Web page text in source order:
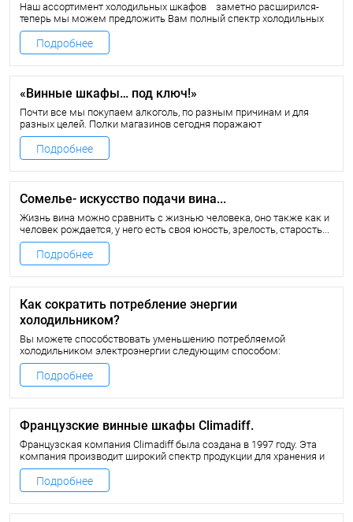
Наш ассортимент холодильных шкафов заметно расширился-
теперь мы можем предложить Вам полный спектр холодильных
шкафов Polair. «СОВИТАЛПРОДМАШ»- это один из крупнейших
заводов холодильного оборудования в России на сегодняшний
день. Производя свою продукцию завод делает основную ставку
на производство крупногабаритных объемных холодильных и
морозильных шкафов, объемом от 500 до 1400 литров.
Подробнее
«Винные шкафы… под ключ!»
Почти все мы покупаем алкоголь, по разным причинам и для
разных целей. Полки магазинов сегодня поражают
разнообразием этикеток, форм и цен. Но как же во всем этом на
самом деле разобраться, выбрать то, что придётся по вкусу
именно вам и не потратить деньги зря?
Подробнее
Сомелье- искусство подачи вина...
Жизнь вина можно сравнить с жизнью человека, оно также как и
человек рождается, у него есть своя юность, зрелость, старость...
Вино напиток изысканный и требует с собой деликатного
обращения.
И нет лучшего специалиста в этой области, чем сомелье. Это
профессия в России еще очень молода, но она по право уже
считается одной из самых стильных.
Подробнее
Как сократить потребление энергии
холодильником?
Вы можете способствовать уменьшению потребляемой
холодильником электроэнергии следующим способом:
Подробнее
Французские винные шкафы Climadiff.
Французская компания Climadiff была создана в 1997 году. Эта
компания производит широкий спектр продукции для хранения и
дозревания вина: от подвалов и винных кабинетов до
отдельностоящих и встраиваемых винных шкафов. Ассортимент
компании настолько велик, что позволяет даже самому
взыскательному клиенту выбрать подходящую по
характеристикам и под интерьер модель.
Подробнее